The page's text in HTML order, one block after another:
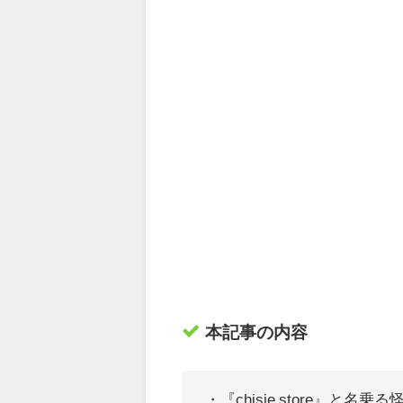
本記事の内容
・『chisie store』
と名乗る